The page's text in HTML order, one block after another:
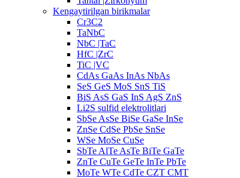
Kengaytirilgan birikmalar
Cr3C2
TaNbC
NbC |TaC
HfC |ZrC
TiC |VC
CdAs GaAs InAs NbAs
SeS GeS MoS SnS TiS
BiS AsS GaS InS AgS ZnS
Li2S sulfid elektrolitlari
SbSe AsSe BiSe GaSe InSe
ZnSe CdSe PbSe SnSe
WSe MoSe CuSe
SbTe AlTe AsTe BiTe GaTe
ZnTe CuTe GeTe InTe PbTe
MoTe WTe CdTe CZT CMT